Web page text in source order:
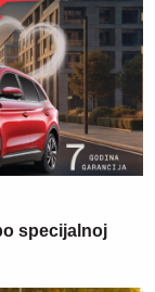
specijalnoj